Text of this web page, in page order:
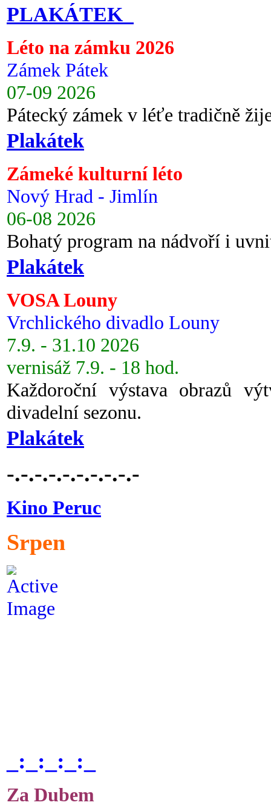
PLAKÁTEK
Léto na zámku 2026
Zámek Pátek
07-09 2026
Pátecký zámek v léťe tradičně
Plakátek
Zámeké kulturní léto
Nový Hrad - Jimlín
06-08 2026
Bohatý program na nádvoří i
Plakátek
VOSA Louny
Vrchlického divadlo Louny
7.9. - 31.10 2026
vernisáž 7.9. - 18 hod.
Každoroční výstava obrazů
divadelní sezonu.
Plakátek
-.-.-.-.-.-.-.-.-.-
Kino Peruc
Srpen
_:_:_:_:_
Za Dubem